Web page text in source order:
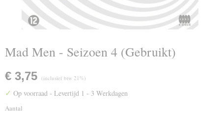
Mad Men - Seizoen 4 (Gebruikt)
€ 3,75 (inclusief btw 21%)
✓ Op voorraad - Levertijd 1 - 3 Werkdagen
Aantal